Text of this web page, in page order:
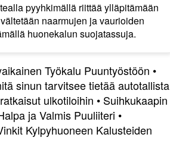
pyyhkimällä riittää ylläpitämään
naarmujen ja vaurioiden
huonekalun suojatassuja.
Työkalu Puuntyöstöön •
sinun tarvitsee tietää autotallista
ulkotiloihin • Suihkukaapin
ja Valmis Puuliiteri •
Kylpyhuoneen Kalusteiden